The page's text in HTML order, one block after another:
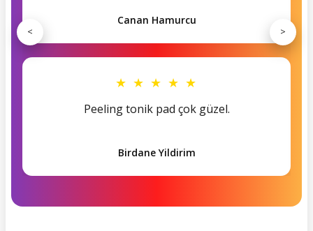
Canan Hamurcu
★ ★ ★ ★ ★
Peeling tonik pad çok güzel.
Birdane Yildirim
< >